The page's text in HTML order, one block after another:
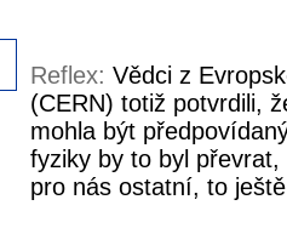
Reflex: Vědci z
(CERN) totiž potvrdili,
mohla být
fyziky by to byl
pro nás ostatní, to